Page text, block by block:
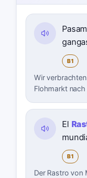
B1
Wir
Flohmarkt
El
B1
Der Rastro von